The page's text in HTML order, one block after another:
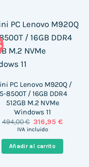
PC Lenovo M920Q /
8500T / 16GB DDR4
512GB M.2 NVMe
Windows 11
494,00€ El
precio
era:
494,00 €.
316,95€El
es:
IVA incluido
Añadir al carrito